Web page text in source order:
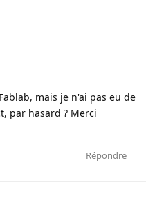
mais je n'ai pas eu de
par hasard ? Merci
Répondre